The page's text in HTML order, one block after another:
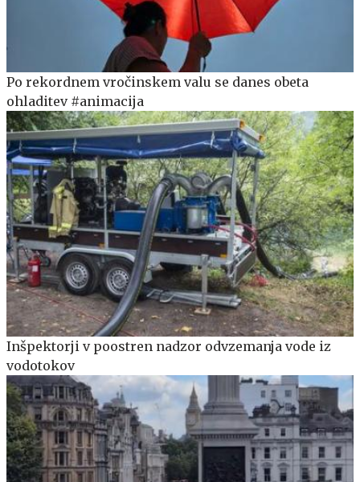
Po rekordnem vročinskem valu se danes obeta
ohladitev #animacija
Inšpektorji v poostren nadzor odvzemanja vode iz
vodotokov